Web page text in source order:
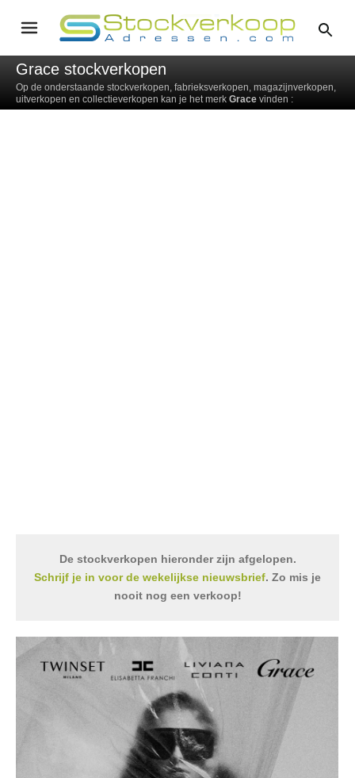
Grace stockverkopen
Op de onderstaande stockverkopen, fabrieksverkopen, magazijnverkopen,
uitverkopen en collectieverkopen kan je het merk Grace vinden :
De stockverkopen hieronder zijn afgelopen.
Schrijf je in voor de wekelijkse nieuwsbrief. Zo mis je
nooit nog een verkoop!